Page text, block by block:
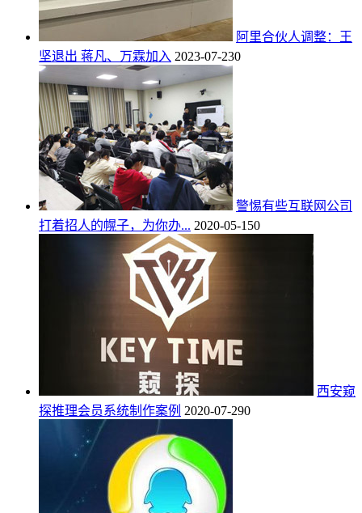
阿里合伙人调整：王
坚退出 蒋凡、万霖加入 2023-07-230
警惕有些互联网公司
打着招人的幌子，为你办... 2020-05-150
西安窥
探推理会员系统制作案例 2020-07-290